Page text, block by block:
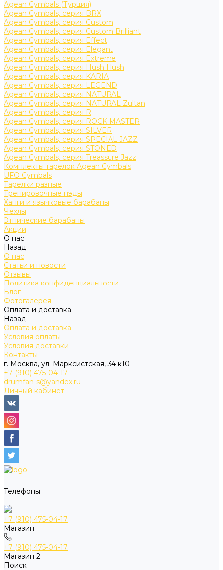
Agean Cymbals (Турция)
Agean Cymbals, серия BRX
Agean Cymbals, серия Custom
Agean Cymbals, серия Custom Brilliant
Agean Cymbals, серия Effect
Agean Cymbals, серия Elegant
Agean Cymbals, серия Extreme
Agean Cymbals, серия Hush Hush
Agean Cymbals, серия KARIA
Agean Cymbals, серия LEGEND
Agean Cymbals, серия NATURAL
Agean Cymbals, серия NATURAL Zultan
Agean Cymbals, серия R
Agean Cymbals, серия ROCK MASTER
Agean Cymbals, серия SILVER
Agean Cymbals, серия SPECIAL JAZZ
Agean Cymbals, серия STONED
Agean Cymbals, серия Treassure Jazz
Комплекты тарелок Agean Cymbals
UFO Cymbals
Тарелки разные
Тренировочные пэды
Ханги и язычковые барабаны
Чехлы
Этнические барабаны
Акции
О нас
Назад
О нас
Статьи и новости
Отзывы
Политика конфиденциальности
Блог
Фотогалерея
Оплата и доставка
Назад
Оплата и доставка
Условия оплаты
Условия доставки
Контакты
г. Москва, ул. Марксистская, 34 к10
+7 (910) 475-04-17
drumfan-s@yandex.ru
Личный кабинет
Телефоны
+7 (910) 475-04-17
Магазин
+7 (910) 475-04-17
Магазин 2
Поиск